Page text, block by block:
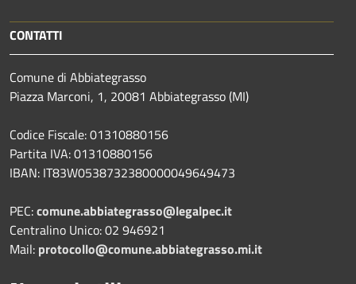
CONTATTI
Comune di Abbiategrasso
Piazza Marconi, 1, 20081 Abbiategrasso (MI)
Codice Fiscale: 01310880156
Partita IVA: 01310880156
IBAN: IT83W0538732380000049649473
PEC:comune.abbiategrasso@legalpec.it
Centralino Unico: 02 946921
Mail: protocollo@comune.abbiategrasso.mi.it